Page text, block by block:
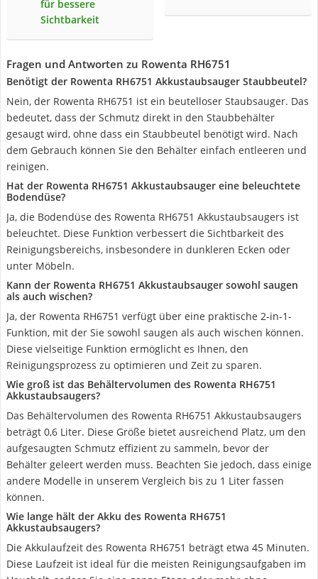
für bessere
Sichtbarkeit
Fragen und Antworten zu Rowenta RH6751
Benötigt der Rowenta RH6751 Akkustaubsauger Staubbeutel?
Nein, der Rowenta RH6751 ist ein beutelloser Staubsauger. Das
bedeutet, dass der Schmutz direkt in den Staubbehälter
gesaugt wird, ohne dass ein Staubbeutel benötigt wird. Nach
dem Gebrauch können Sie den Behälter einfach entleeren und
reinigen.
Hat der Rowenta RH6751 Akkustaubsauger eine beleuchtete
Bodendüse?
Ja, die Bodendüse des Rowenta RH6751 Akkustaubsaugers ist
beleuchtet. Diese Funktion verbessert die Sichtbarkeit des
Reinigungsbereichs, insbesondere in dunkleren Ecken oder
unter Möbeln.
Kann der Rowenta RH6751 Akkustaubsauger sowohl saugen
als auch wischen?
Ja, der Rowenta RH6751 verfügt über eine praktische 2-in-1-
Funktion, mit der Sie sowohl saugen als auch wischen können.
Diese vielseitige Funktion ermöglicht es Ihnen, den
Reinigungsprozess zu optimieren und Zeit zu sparen.
Wie groß ist das Behältervolumen des Rowenta RH6751
Akkustaubsaugers?
Das Behältervolumen des Rowenta RH6751 Akkustaubsaugers
beträgt 0,6 Liter. Diese Größe bietet ausreichend Platz, um den
aufgesaugten Schmutz effizient zu sammeln, bevor der
Behälter geleert werden muss. Beachten Sie jedoch, dass einige
andere Modelle in unserem Vergleich bis zu 1 Liter fassen
können.
Wie lange hält der Akku des Rowenta RH6751
Akkustaubsaugers?
Die Akkulaufzeit des Rowenta RH6751 beträgt etwa 45 Minuten.
Diese Laufzeit ist ideal für die meisten Reinigungsaufgaben im